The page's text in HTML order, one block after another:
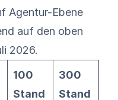
Agentur-Ebene
auf den oben
2026.
100
Stand
300
Stand